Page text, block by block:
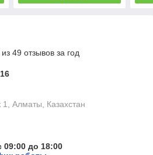
49 отзывов за год
Алматы, Казахстан
09:00 до 18:00